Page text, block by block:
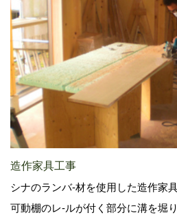
造作家具工事
シナのランバ-材を使用した造作家
可動棚のレ-ルが付く部分に溝を堀